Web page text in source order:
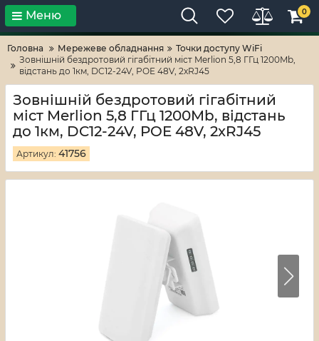
Тільки високі технології! RV-ZAFT
Меню 0
Головна Мережеве обладнання
Точки доступу WiFi
Зовнішній бездротовий гігабітний міст Merlion 5,8 ГГц 1200Mb,
відстань до 1км, DC12-24V, POE 48V, 2xRJ45
Зовнішній бездротовий гігабітний
міст Merlion 5,8 ГГц 1200Mb, відстань
до 1км, DC12-24V, POE 48V, 2xRJ45
Артикул: 41756